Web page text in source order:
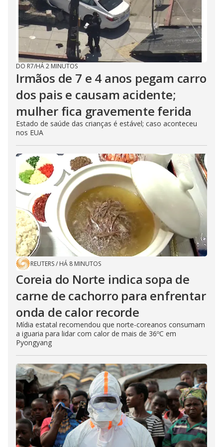
d
e
o
DO R7/HÁ 2 MINUTOS
Irmãos de 7 e 4 anos pegam carro
dos pais e causam acidente;
mulher fica gravemente ferida
Estado de saúde das crianças é estável; caso aconteceu
nos EUA
REUTERS/ HÁ 8 MINUTOS
Coreia do Norte indica sopa de
carne de cachorro para enfrentar
onda de calor recorde
Mídia estatal recomendou que norte-coreanos consumam
a iguaria para lidar com calor de mais de 36ºC em
Pyongyang